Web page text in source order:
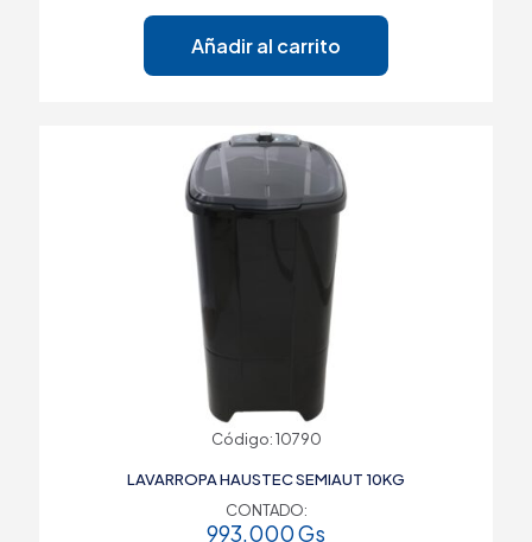
Añadir al carrito
Código: 10790
LAVARROPA HAUSTEC SEMIAUT 10KG
CONTADO:
993.000Gs